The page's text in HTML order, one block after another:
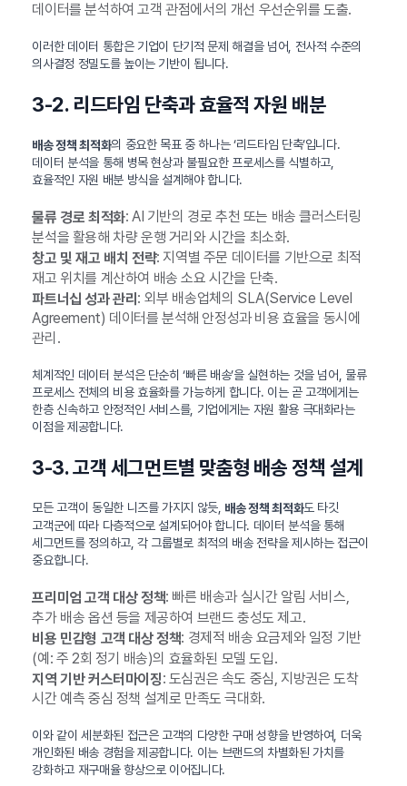
데이터를 분석하여 고객 관점에서의 개선 우선순위를 도출.
이러한 데이터 통합은 기업이 단기적 문제 해결을 넘어, 전사적 수준의
의사결정 정밀도를 높이는 기반이 됩니다.
3-2. 리드타임 단축과 효율적 자원 배분
배송 정책 최적화의 중요한 목표 중 하나는 ‘리드타임 단축’입니다.
데이터 분석을 통해 병목 현상과 불필요한 프로세스를 식별하고,
효율적인 자원 배분 방식을 설계해야 합니다.
물류 경로 최적화: AI 기반의 경로 추천 또는 배송 클러스터링
분석을 활용해 차량 운행 거리와 시간을 최소화.
창고 및 재고 배치 전략: 지역별 주문 데이터를 기반으로 최적
재고 위치를 계산하여 배송 소요 시간을 단축.
파트너십 성과 관리 : 외부 배송업체의 SLA(Service Level
Agreement) 데이터를 분석해 안정성과 비용 효율을 동시에
관리.
체계적인 데이터 분석은 단순히 ‘빠른 배송’을 실현하는 것을 넘어, 물류
프로세스 전체의 비용 효율화를 가능하게 합니다. 이는 곧 고객에게는
한층 신속하고 안정적인 서비스를, 기업에게는 자원 활용 극대화라는
이점을 제공합니다.
3-3. 고객 세그먼트별 맞춤형 배송 정책 설계
모든 고객이 동일한 니즈를 가지지 않듯, 배송 정책 최적화도 타깃
고객군에 따라 다층적으로 설계되어야 합니다. 데이터 분석을 통해
세그먼트를 정의하고, 각 그룹별로 최적의 배송 전략을 제시하는 접근이
중요합니다.
프리미엄 고객 대상 정책: 빠른 배송과 실시간 알림 서비스,
추가 배송 옵션 등을 제공하여 브랜드 충성도 제고.
비용 민감형 고객 대상 정책: 경제적 배송 요금제와 일정 기반
(예: 주 2회 정기 배송)의 효율화된 모델 도입.
지역 기반 커스터마이징: 도심권은 속도 중심, 지방권은 도착
시간 예측 중심 정책 설계로 만족도 극대화.
이와 같이 세분화된 접근은 고객의 다양한 구매 성향을 반영하여, 더욱
개인화된 배송 경험을 제공합니다. 이는 브랜드의 차별화된 가치를
강화하고 재구매율 향상으로 이어집니다.